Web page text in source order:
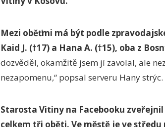
Mezi oběťmi má být podle
Kaid J. (†17) a Hana A. (†15), oba z
dozvěděl, okamžitě jsem jí zavolal, ale
nezapomenu,“ popsal serveru Hany strýc.
Starosta Vitiny na Facebooku
celkem tři oběti. Ve městě je ve